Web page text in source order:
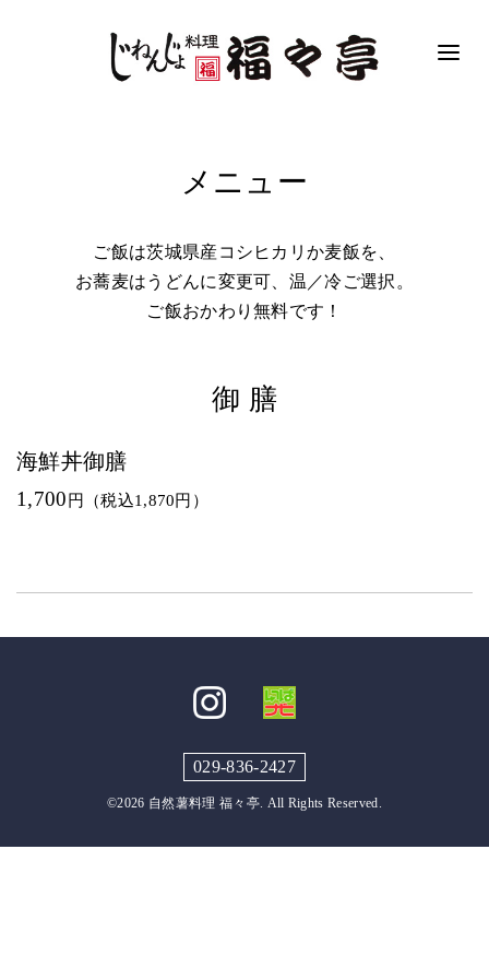
メニュー
ご飯は茨城県産コシヒカリか麦飯を、
お蕎麦はうどんに変更可、温／冷ご選択。
ご飯おかわり無料です！
御 膳
海鮮丼御膳
1,700円（税込1,870円）
029-836-2427
©2026 自然薯料理 福々亭. All Rights Reserved.